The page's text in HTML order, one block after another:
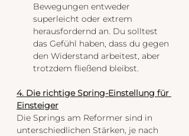
Bewegungen entweder
superleicht oder extrem
herausfordernd an. Du solltest
das Gefühl haben, dass du gegen
den Widerstand arbeitest, aber
trotzdem fließend bleibst.
4. Die richtige Spring-Einstellung für
Einsteiger
Die Springs am Reformer sind in
unterschiedlichen Stärken, je nach